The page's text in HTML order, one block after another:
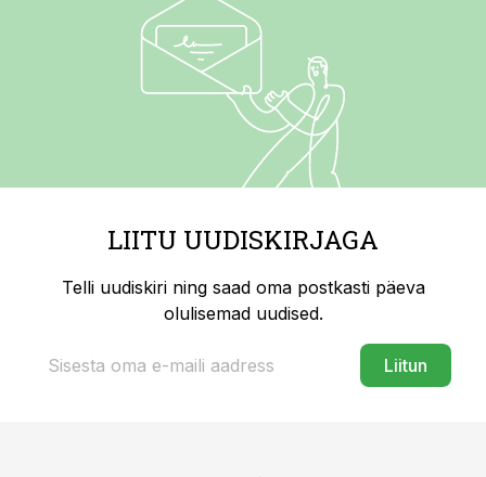
LIITU UUDISKIRJAGA
Telli uudiskiri ning saad oma postkasti päeva
olulisemad uudised.
Liitun